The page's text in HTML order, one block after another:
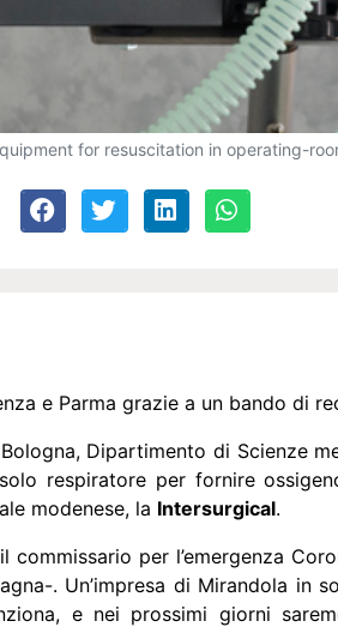
for resuscitation in operating-
e Parma grazie a un bando di
Dipartimento di Scienze
respiratore per fornire
modenese, la Intersurgical.
per l’emergenza
. Un’impresa di Mirandola
e nei prossimi giorni